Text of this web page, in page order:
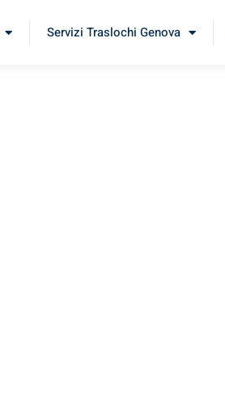
Servizi Traslochi Genova